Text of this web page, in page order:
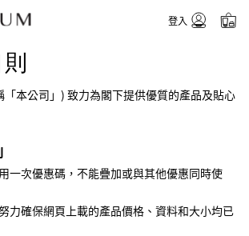
登入
「本公司」) 致力為閣下提供優質的產品及貼心
一次優惠碼，不能疊加或與其他優惠同時使
力確保網頁上載的產品價格、資料和大小均已